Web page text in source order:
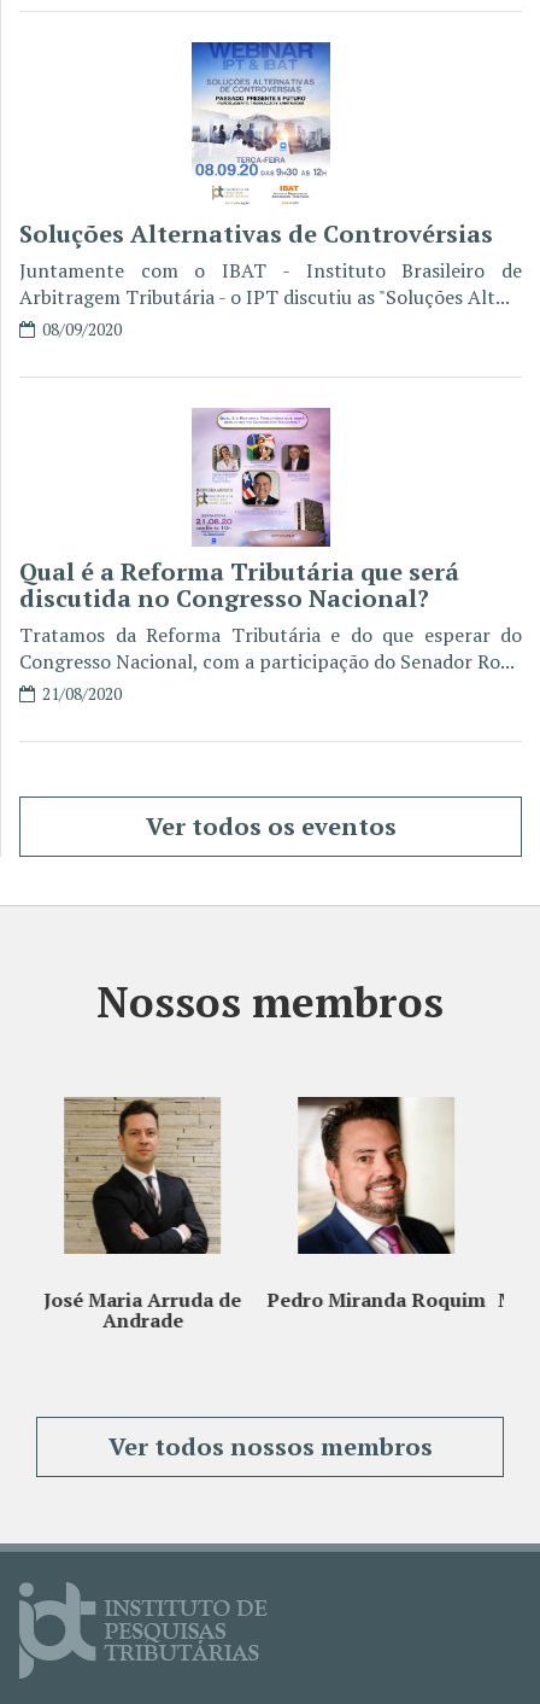
Soluções Alternativas de Controvérsias
Juntamente com o IBAT - Instituto Brasileiro de
Arbitragem Tributária - o IPT discutiu as "Soluções Alt...
08/09/2020
Qual é a Reforma Tributária que será
discutida no Congresso Nacional?
Tratamos da Reforma Tributária e do que esperar do
Congresso Nacional, com a participação do Senador Ro...
21/08/2020
Ver todos os eventos
Nossos membros
de Pedro Miranda Roquim Maucir Fregonesi
Ver todos nossos membros